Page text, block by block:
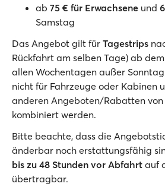
ab 75 € für Erwachsene und
Samstag
Das Angebot gilt für Tagestrips
Rückfahrt am selben Tage) ab
allen Wochentagen außer
nicht für Fahrzeuge oder Kabinen
anderen Angeboten/Rabatten von
kombiniert werden.
Bitte beachte, dass die
änderbar noch erstattungsfähig
bis zu 48 Stunden vor Abfahrt auf
übertragbar.